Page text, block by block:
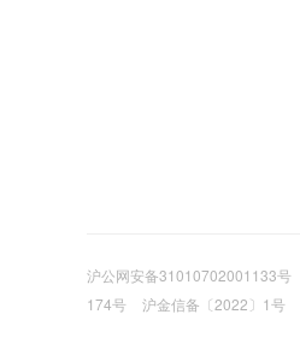
沪公网安备31010702001133号
174号
沪金信备〔2022〕1号